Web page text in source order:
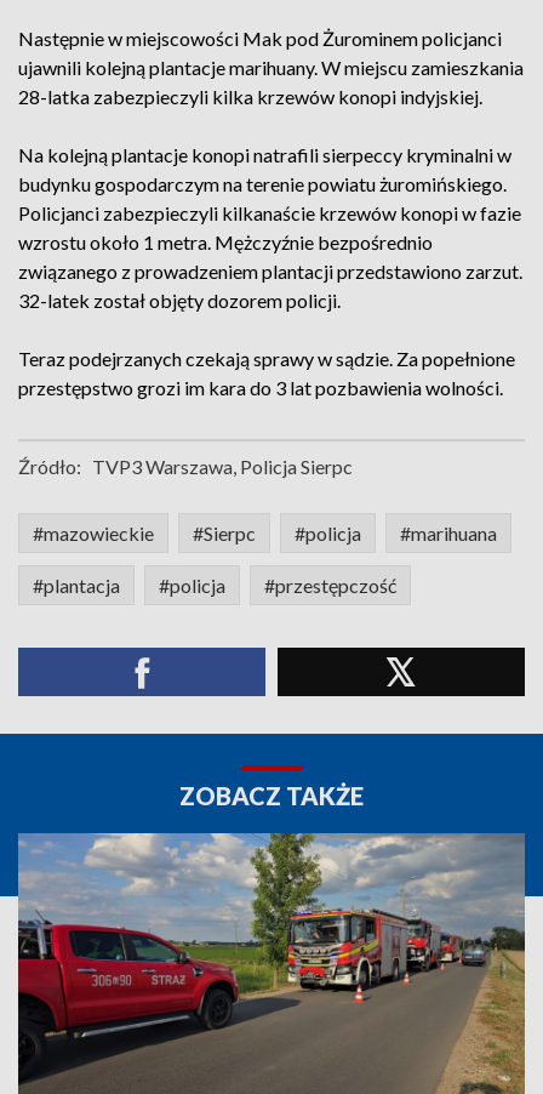
Następnie w miejscowości Mak pod Żurominem policjanci
ujawnili kolejną plantacje marihuany. W miejscu zamieszkania
28-latka zabezpieczyli kilka krzewów konopi indyjskiej.
Na kolejną plantacje konopi natrafili sierpeccy kryminalni w
budynku gospodarczym na terenie powiatu żuromińskiego.
Policjanci zabezpieczyli kilkanaście krzewów konopi w fazie
wzrostu około 1 metra. Mężczyźnie bezpośrednio
związanego z prowadzeniem plantacji przedstawiono zarzut.
32-latek został objęty dozorem policji.
Teraz podejrzanych czekają sprawy w sądzie. Za popełnione
przestępstwo grozi im kara do 3 lat pozbawienia wolności.
Źródło: TVP3 Warszawa, Policja Sierpc
#mazowieckie #Sierpc #policja #marihuana
#plantacja #policja #przestępczość
ZOBACZ TAKŻE